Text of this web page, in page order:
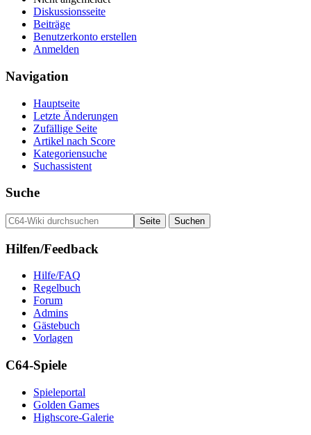
Diskussionsseite
Beiträge
Benutzerkonto erstellen
Anmelden
Navigation
Hauptseite
Letzte Änderungen
Zufällige Seite
Artikel nach Score
Kategoriensuche
Suchassistent
Suche
Hilfen/Feedback
Hilfe/FAQ
Regelbuch
Forum
Admins
Gästebuch
Vorlagen
C64-Spiele
Spieleportal
Golden Games
Highscore-Galerie